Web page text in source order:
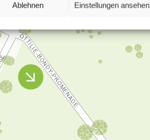
Ablehnen Einstellungen ansehen